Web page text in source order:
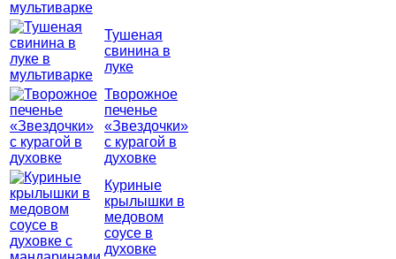
Тушеная
свинина в
луке
Творожное
печенье
«Звездочки»
с курагой в
духовке
Куриные
крылышки в
медовом
соусе в
духовке